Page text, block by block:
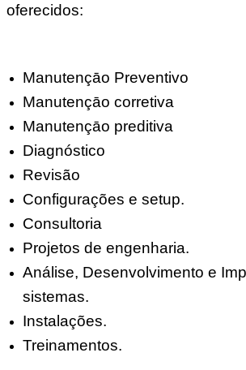
oferecidos:
Manutençāo Preventivo
Manutençāo corretiva
Manutençāo preditiva
Diagnóstico
Revisão
Configurações e setup.
Consultoria
Projetos de engenharia.
Análise, Desenvolvimento e
sistemas.
Instalações.
Treinamentos.